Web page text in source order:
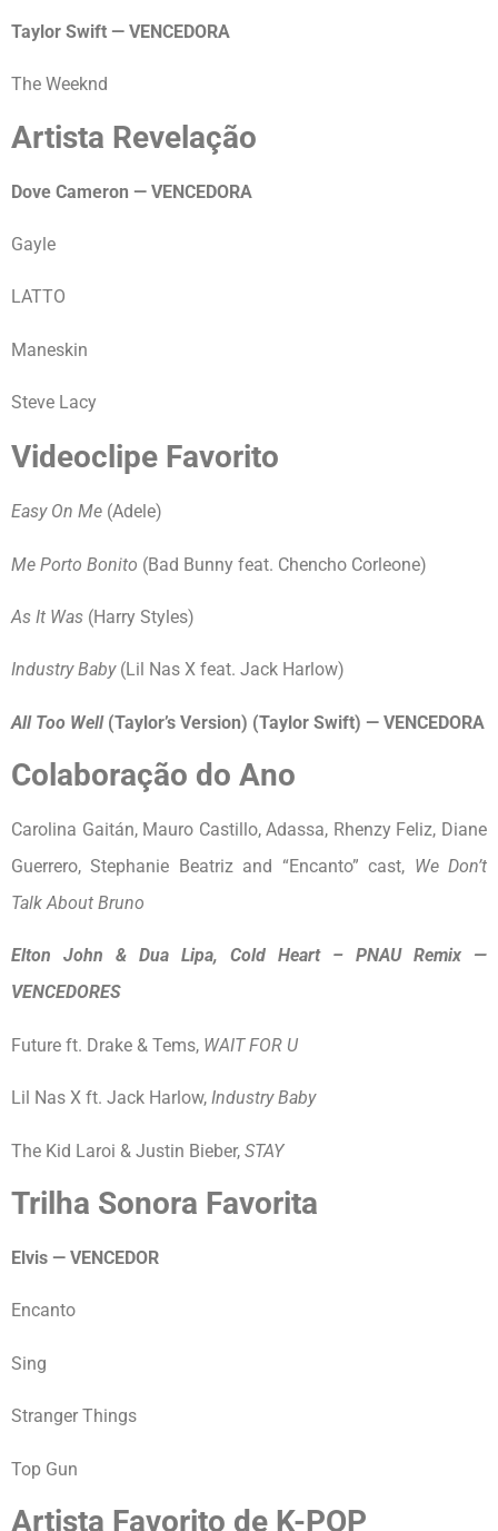
Taylor Swift — VENCEDORA
The Weeknd
Artista Revelação
Dove Cameron — VENCEDORA
Gayle
LATTO
Maneskin
Steve Lacy
Videoclipe Favorito
Easy On Me (Adele)
Me Porto Bonito (Bad Bunny feat. Chencho Corleone)
As It Was (Harry Styles)
Industry Baby(Lil Nas X feat. Jack Harlow)
All Too Well(Taylor’s Version) (Taylor Swift) — VENCEDORA
Colaboração do Ano
Carolina Gaitán, Mauro Castillo, Adassa, Rhenzy Feliz, Diane
Guerrero, Stephanie Beatriz and “Encanto” cast, We Don’t
Talk About Bruno
Elton John & Dua Lipa, Cold Heart – PNAU Remix —
VENCEDORES
Future ft. Drake & Tems, WAIT FOR U
Lil Nas X ft. Jack Harlow, Industry Baby
The Kid Laroi & Justin Bieber, STAY
Trilha Sonora Favorita
Elvis — VENCEDOR
Encanto
Sing
Stranger Things
Top Gun
Artista Favorito de K-POP